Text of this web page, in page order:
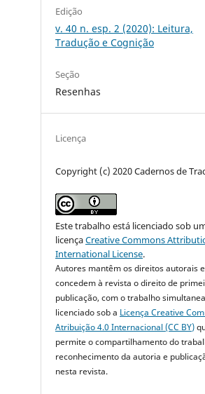
Edição
v. 40 n. esp. 2 (2020): Leitura,
Tradução e Cognição
Seção
Resenhas
Licença
Copyright (c) 2020 Cadernos de
Este trabalho está licenciado sob
licençaCreative Commons
International License.
Autores mantêm os direitos autorais e
concedem à revista o direito de
publicação, com o trabalho
licenciado sob a Licença Creative
Atribuição 4.0 Internacional (CC BY)
permite o compartilhamento do
reconhecimento da autoria e
nesta revista.